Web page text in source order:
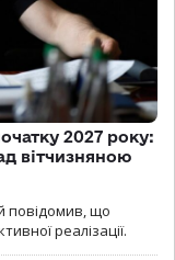
2027 року:
вітчизняною
повідомив, що
реалізації.